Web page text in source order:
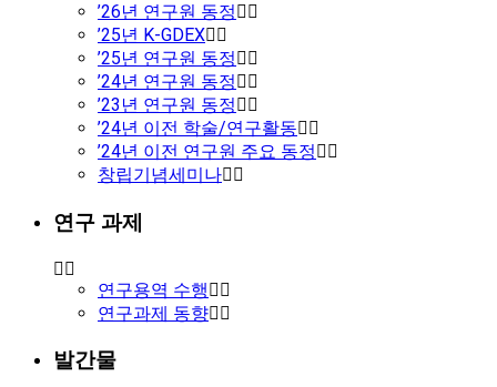
’26년 연구원 동정
’25년 K-GDEX
’25년 연구원 동정
’24년 연구원 동정
’23년 연구원 동정
’24년 이전 학술/연구활동
’24년 이전 연구원 주요 동정
창립기념세미나
연구 과제
연구용역 수행
연구과제 동향
발간물